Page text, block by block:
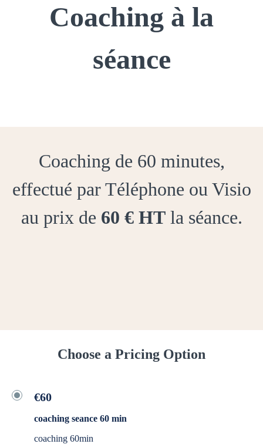
Coaching à la
séance
Coaching de 60 minutes,
effectué par Téléphone ou Visio
au prix de 60 € HTla séance.
Choose a Pricing Option
€60
coaching seance 60 min
coaching 60min